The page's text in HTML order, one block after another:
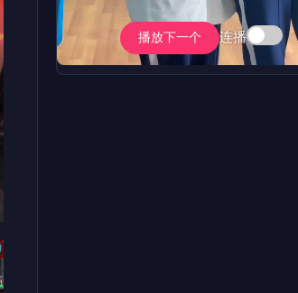
播放下一个 连播